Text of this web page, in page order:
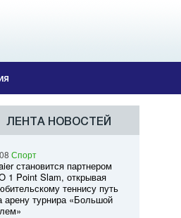
ЛЕНТА НОВОСТЕЙ
Спорт
становится партнером
1 Point Slam, открывая
теннису путь
арену турнира «Большой